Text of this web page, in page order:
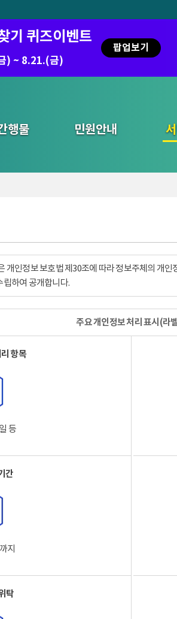
기 퀴즈이벤트
) ~ 8.21.(금)
팝업보기
행물 민원안내
통합검색
인정보 보호법 제30조에 따라 정보주체의 개
립하여 공개합니다.
주요 개인정보 처리 표시(라
항목
등
간
지
탁